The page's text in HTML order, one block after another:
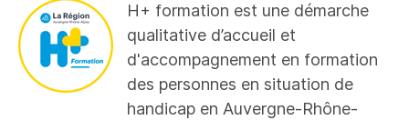
H+ formation est une démarche
qualitative d’accueil et
d'accompagnement en formation
des personnes en situation de
handicap en Auvergne-Rhône-